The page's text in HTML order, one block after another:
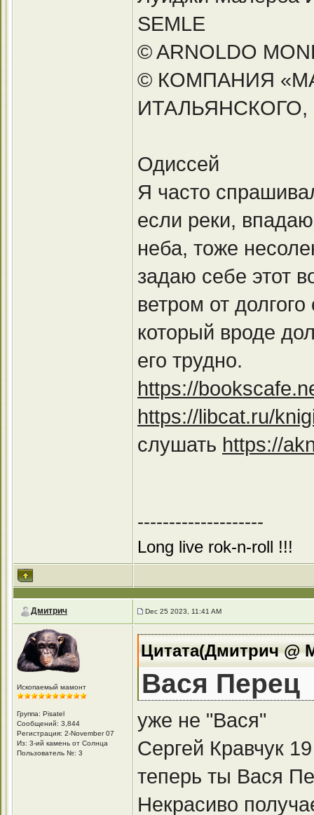
SEMLE
© ARNOLDO
© КОМПАНИЯ
ИТАЛЬЯНСКОГО,
Одиссей
Я часто
если реки,
неба, тоже
задаю себе этот
ветром от
который вроде
его трудно.
https://
https://libcat.ru/
слушать https://
--------------------
Long live rok-n-roll !!!
Дмитрич Dec 25 2023, 11:41 AM
Ископаемый мамонт
Группа: Pisatel
Сообщений: 3,844
Регистрация: 2-November 07
Из: 3-ий камень от Солнца
Пользователь №: 3
Цитата(Дмитрич @
Вася Перец
уже не "Вася"
Сергей Кравчук
теперь ты Вася
Некрасиво